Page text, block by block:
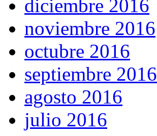
diciembre 2016
noviembre 2016
octubre 2016
septiembre 2016
agosto 2016
julio 2016